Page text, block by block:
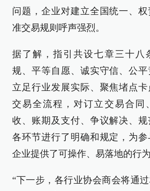
问题，企业对建立全国统一、
准交易规则呼声强烈。
据了解，指引共设七章三十八
规、平等自愿、诚实守信、公平
立足行业发展实际、聚焦堵点
交易全流程，对订立交易合同
收、账期及支付、争议解决、
各环节进行了明确和规定，为
企业提供了可操作、易落地的行为
“下一步，各行业协会商会将通